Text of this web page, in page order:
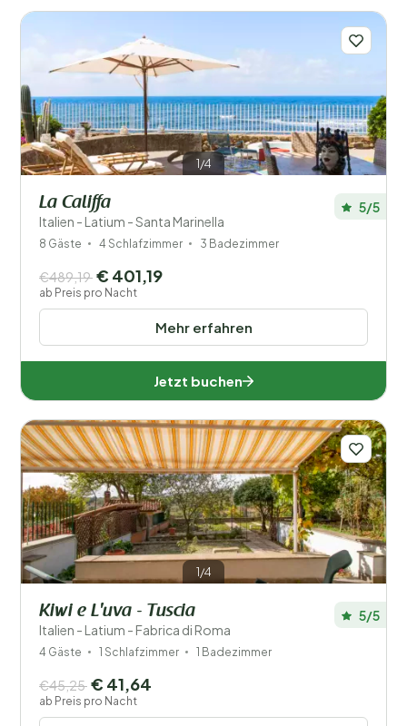
werden sich in Lazio wohlfühlen: Die Region ist
berühmt für ihre köstliche Küche, darunter die
berühmte Pasta alla Carbonara und Porchetta, ein
traditionelles, geröstetes Schweinefleischgericht. Ein
Ferienhaus in Lazio bietet die perfekte Möglichkeit, in
authentischer italienischer Umgebung zu wohnen und
die lokale Kultur hautnah zu erleben.Mehr erfahren
Wann?
Anzahl der Gäste?
Orte
Preis
Lage
Kinder
Filter speichern
1/4
La Califfa
Italien - Latium - Santa Marinella
5/5
8 Gäste 4 Schlafzimmer 3 Badezimmer
Mehr erfahren
€489,19 € 401,19
ab Preis pro Nacht
Jetzt buchen
1/4
Kiwi e L'uva - Tuscia
Italien - Latium - Fabrica di Roma
5/5
4 Gäste 1 Schlafzimmer 1 Badezimmer
€45,25 € 41,64
ab Preis pro Nacht